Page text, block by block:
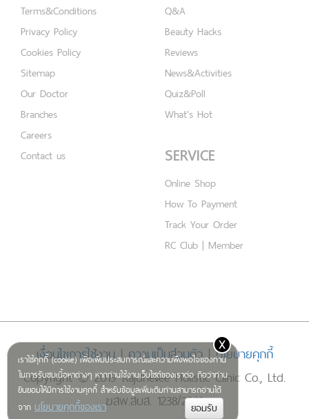
เราใช้คุกกี้ (cookie) เพื่อเพิ่มประสบการณ์และความพึงพอใจของท่าน
ในการรับชมเนื้อหาต่างๆ หากท่านใช้งานเว็บไซต์ของเราต่อ ถือว่าท่าน
ยินยอมให้มีการใช้งานคุกกี้ สำหรับข้อมูลเพิ่มเติมท่านสามารถอ่านได้
จาก นโยบายคุกกี้ของเรา
x
Terms&Conditions
Privacy Policy
Cookies Policy
Sitemap
Our Doctor
Branches
Careers
Contact us
Q&A
Beauty Hacks
Reviews
News&Activities
Quiz&Poll
What's Hot
SERVICE
Online Shop
How To Payment
Track Your Order
RC Club | Member
เงื่อนไขการใช้งาน|ความเป็นส่วนตัว|นโยบายคุกกี้
Copyright © 2019 Rajdhevee Holistic Clinic Co., Ltd.
ฆสพ.สบส. 1238/2562